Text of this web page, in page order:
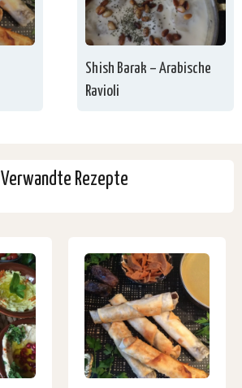
Shish Barak – Arabische
Ravioli
Verwandte Rezepte